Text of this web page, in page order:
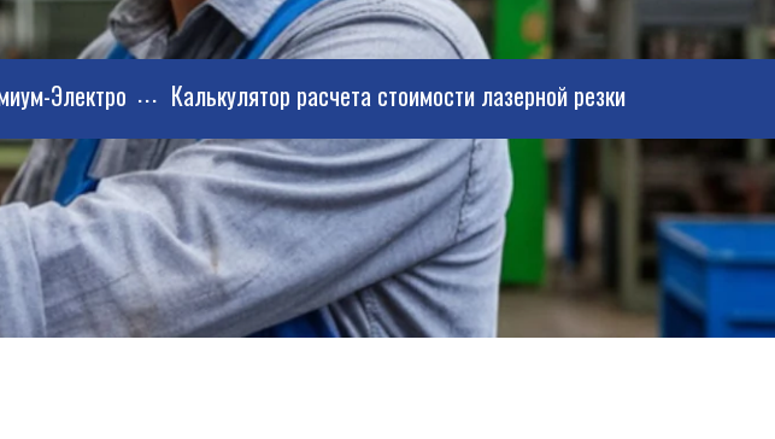
Электро Калькулятор расчета стоимости лазерной резки